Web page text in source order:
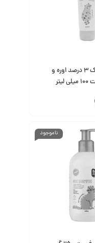
کرم نرم کننده کودک 3 درصد اوره و
ناموجود